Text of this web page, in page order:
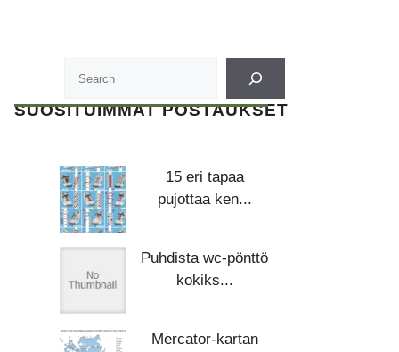
SUOSITUIMMAT POSTAUKSET
15 eri tapaa
pujottaa ken...
Puhdista wc-pönttö
kokiks...
Mercator-kartan